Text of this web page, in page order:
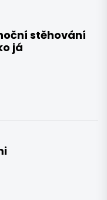
stěhování
já